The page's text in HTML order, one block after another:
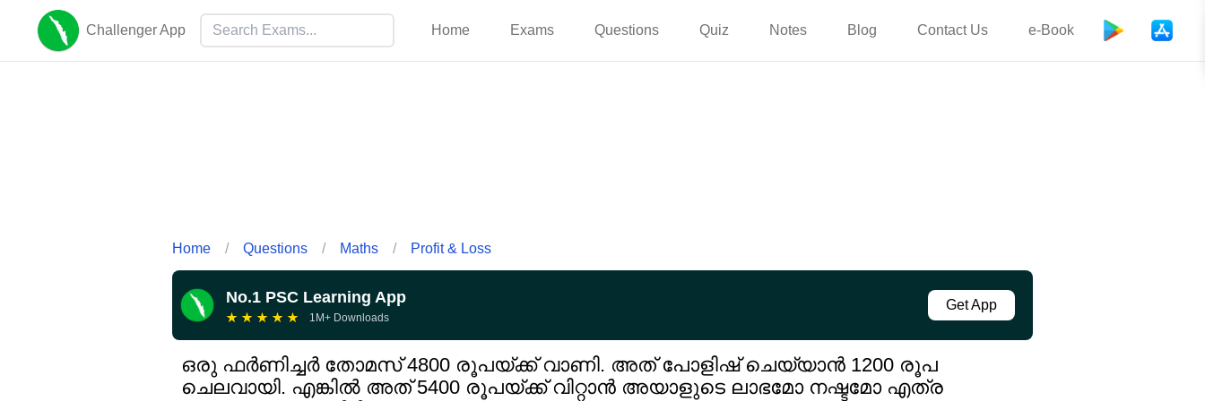
Challenger App Home Exams Questions Quiz Notes Blog Contact Us e-Book
Home / Questions / Maths / Profit & Loss
No.1 PSC Learning App
★ ★ ★ ★ ★ 1M+ Downloads
Get App
ഒരു ഫർണിച്ചർ തോമസ് 4800 രൂപയ്ക്ക് വാണി. അത് പോളിഷ് ചെയ്യാൻ 1200 രൂപ
ചെലവായി. എങ്കിൽ അത് 5400 രൂപയ്ക്ക് വിറ്റാൻ അയാളുടെ ലാഭമോ നഷ്ടമോ എത്ര